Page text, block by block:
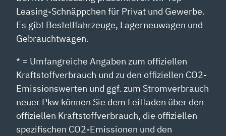
Leasing-Schnäppchen für Privat und Gewerbe.
Es gibt Bestellfahrzeuge, Lagerneuwagen und
Gebrauchtwagen.
* = Umfangreiche Angaben zum offiziellen
Kraftstoffverbrauch und zu den offiziellen CO2-
Emissionswerten und ggf. zum Stromverbrauch
neuer Pkw können Sie dem Leitfaden über den
offiziellen Kraftstoffverbrauch, die offiziellen
spezifischen CO2-Emissionen und den